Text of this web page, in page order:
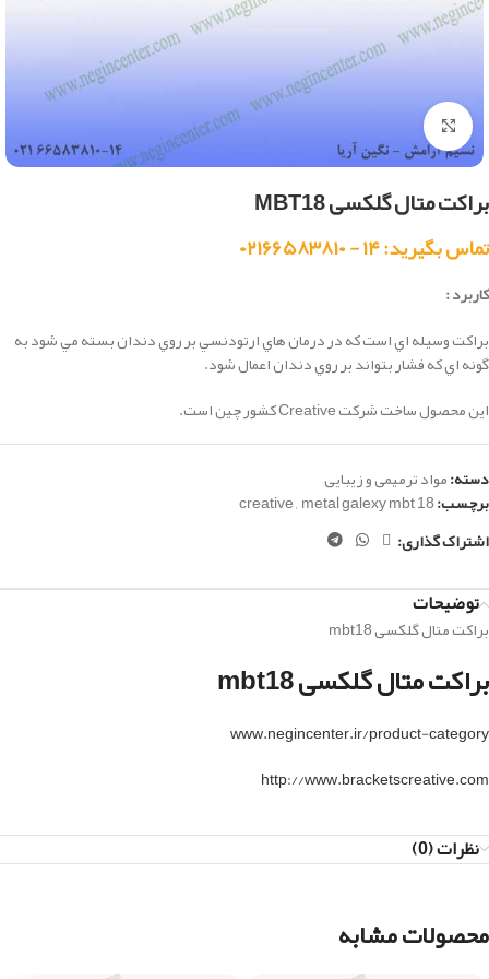
بزرگنمایی تصویر
براکت متال گلکسی MBT18
تماس بگیرید: ۱۴ - ۰۲۱۶۶۵۸۳۸۱۰
کاربرد :
براكت وسيله اي است كه در درمان هاي ارتودنسي بر روي دندان بسته مي شود به
گونه اي كه فشار بتواند بر روي دندان اعمال شود.
این محصول ساخت شرکت Creative کشور چین است.
دسته:مواد ترمیمی و زیبایی
برچسب: creative,metal galexy mbt 18
اشتراک گذاری:
توضیحات
براکت متال گلکسی mbt18
براکت متال گلکسی mbt18
www.negincenter.ir/product-category
http://www.bracketscreative.com
نظرات (0)
محصولات مشابه